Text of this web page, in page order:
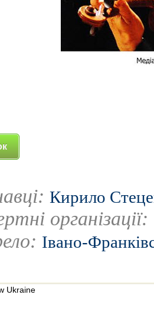
Кирило
організації:
Івано-
Ukraine